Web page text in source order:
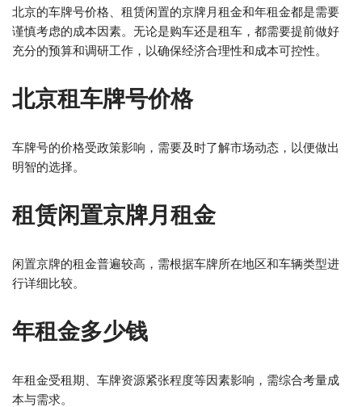
北京的车牌号价格、租赁闲置的京牌月租金和年租金都是需要
谨慎考虑的成本因素。无论是购车还是租车，都需要提前做好
充分的预算和调研工作，以确保经济合理性和成本可控性。
北京租车牌号价格
车牌号的价格受政策影响，需要及时了解市场动态，以便做出
明智的选择。
租赁闲置京牌月租金
闲置京牌的租金普遍较高，需根据车牌所在地区和车辆类型进
行详细比较。
年租金多少钱
年租金受租期、车牌资源紧张程度等因素影响，需综合考量成
本与需求。